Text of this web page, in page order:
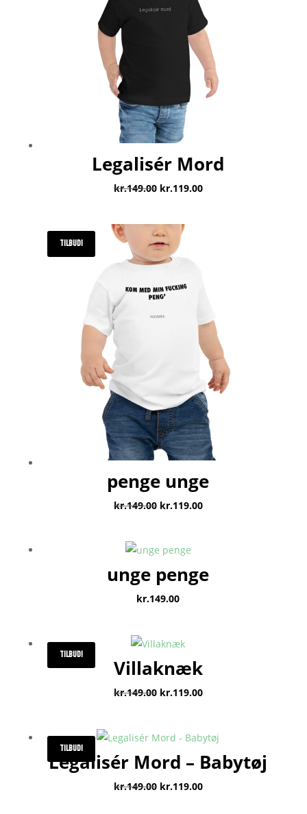
Legalisér Mord
kr.149.00 Den
pris
var:
kr.149.00.
kr.119.00Den
TILBUD!
penge unge
kr.149.00 Den
var:
kr.149.00.
kr.119.00Den
kr.119.00.
unge penge
kr.149.00
TILBUD!
Villaknæk
kr.149.00 Den
var:
kr.149.00.
kr.119.00Den
er:
kr.119.00.
TILBUD!
Legalisér Mord – Babytøj
kr.149.00 Den
kr.119.00Den